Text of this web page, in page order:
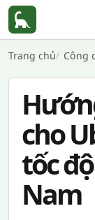
Trang chủ Công
cho
tốc
Nam